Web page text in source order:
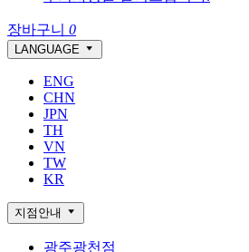
장바구니 0
LANGUAGE
ENG
CHN
JPN
TH
VN
TW
KR
지점안내
광주광천점